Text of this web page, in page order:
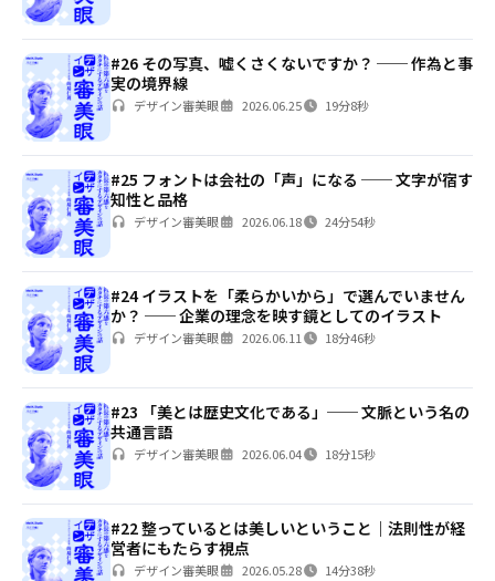
#26 その写真、嘘くさくないですか？ ── 作為と事
実の境界線
デザイン審美眼 2026.06.25 19分8秒
#25 フォントは会社の「声」になる ── 文字が宿す
知性と品格
デザイン審美眼 2026.06.18 24分54秒
#24 イラストを「柔らかいから」で選んでいません
か？ ── 企業の理念を映す鏡としてのイラスト
デザイン審美眼 2026.06.11 18分46秒
#23 「美とは歴史文化である」── 文脈という名の
共通言語
デザイン審美眼 2026.06.04 18分15秒
#22 整っているとは美しいということ｜法則性が経
営者にもたらす視点
デザイン審美眼 2026.05.28 14分38秒